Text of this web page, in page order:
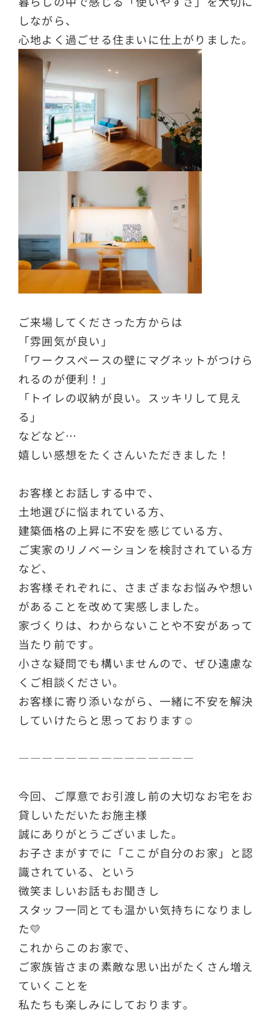
しながら、
心地よく過ごせる住まいに仕上がりました。
ご来場してくださった方からは
「雰囲気が良い」
「ワークスペースの壁にマグネットがつけら
れるのが便利！」
「トイレの収納が良い。スッキリして見え
る」
などなど…
嬉しい感想をたくさんいただきました！
お客様とお話しする中で、
土地選びに悩まれている方、
建築価格の上昇に不安を感じている方、
ご実家のリノベーションを検討されている方
など、
お客様それぞれに、さまざまなお悩みや想い
があることを改めて実感しました。
家づくりは、わからないことや不安があって
当たり前です。
小さな疑問でも構いませんので、ぜひ遠慮な
くご相談ください。
お客様に寄り添いながら、一緒に不安を解決
していけたらと思っております☺
―――――――――――――――
今回、ご厚意でお引渡し前の大切なお宅をお
貸しいただいたお施主様
誠にありがとうございました。
お子さまがすでに「ここが自分のお家」と認
識されている、という
微笑ましいお話もお聞きし
スタッフ一同とても温かい気持ちになりまし
た💛
これからこのお家で、
ご家族皆さまの素敵な思い出がたくさん増え
ていくことを
私たちも楽しみにしております。